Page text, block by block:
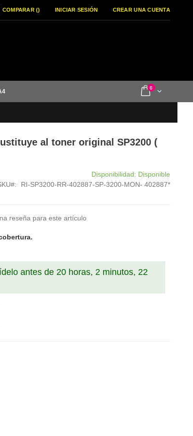
COMPARAR () INICIAR SESIÓN CREAR UNA CUENTA
Cart
0items
al toner original SP3200 (
Disponibilidad: Disponible
RI-SP3200-RR-402887-SP-3200-MON- 402887*
reseña para este artículo
antes de 20 horas, 2 minutos, 22